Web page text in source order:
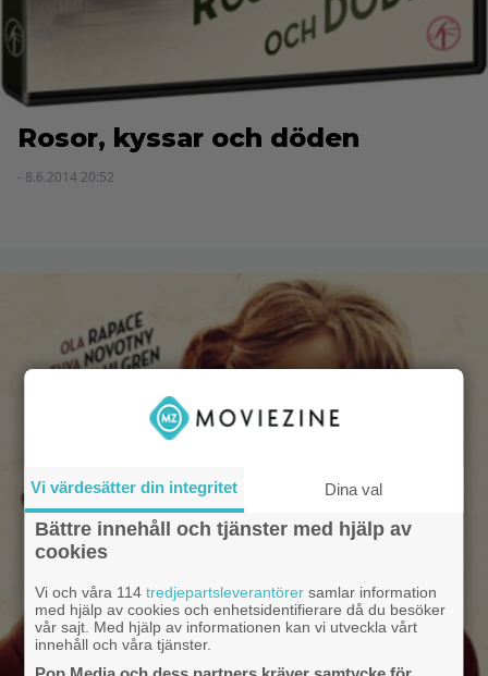
Rosor, kyssar och döden
- 8.6.2014 20:52
Vi värdesätter din integritet Dina val
Bättre innehåll och tjänster med hjälp av
cookies
Vi och våra 114tredjepartsleverantörer samlar information
med hjälp av cookies och enhetsidentifierare då du besöker
vår sajt. Med hjälp av informationen kan vi utveckla vårt
innehåll och våra tjänster.